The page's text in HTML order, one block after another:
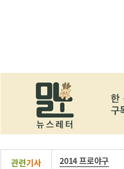
관련기사 2014 프로야구